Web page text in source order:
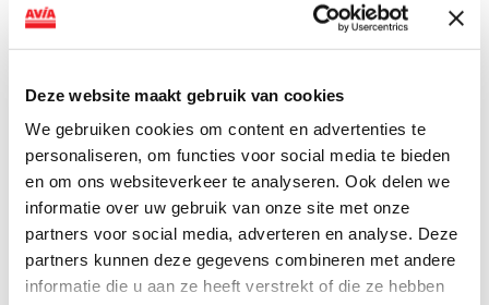
Deze website maakt gebruik van cookies
We gebruiken cookies om content en advertenties te
personaliseren, om functies voor social media te bieden
en om ons websiteverkeer te analyseren. Ook delen we
informatie over uw gebruik van onze site met onze
partners voor social media, adverteren en analyse. Deze
partners kunnen deze gegevens combineren met andere
informatie die u aan ze heeft verstrekt of die ze hebben
AVIA VOLT en Fletcher Hotels starten
landelijke uitrol van DC-
snellaadinfrastructuur
AVIA VOLT en Fletcher Hotels starten landelijke uitrol
van DC-snellaadinfrastructuur AVIA VOLT en...